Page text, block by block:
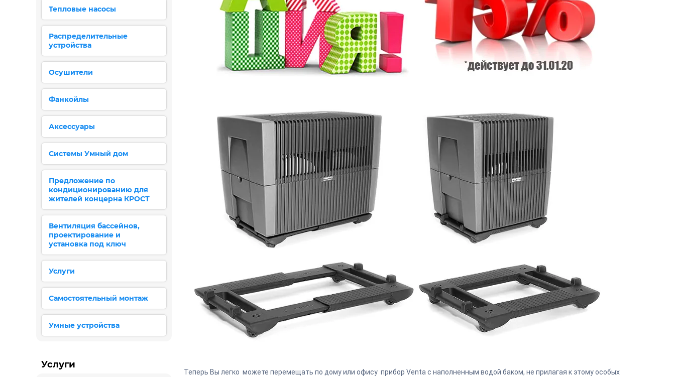
Теперь Вы легко можете перемещать по дому или офису прибор Venta с наполненным водой баком, не прилагая к этому особых
Тепловые насосы
Распределительные
устройства
Осушители
Фанкойлы
Аксессуары
Системы Умный дом
Предложение по
кондиционированию для
жителей концерна КРОСТ
Вентиляция бассейнов,
проектирование и
установка под ключ
Услуги
Самостоятельный монтаж
Умные устройства
Услуги